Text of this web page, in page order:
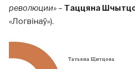
революции» – Таццяна
«Логвінаў»).